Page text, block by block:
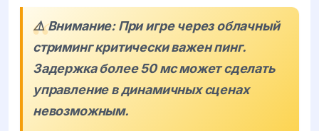
⚠️ Внимание: При игре через облачный
стриминг критически важен пинг.
Задержка более 50 мс может сделать
управление в динамичных сценах
невозможным.